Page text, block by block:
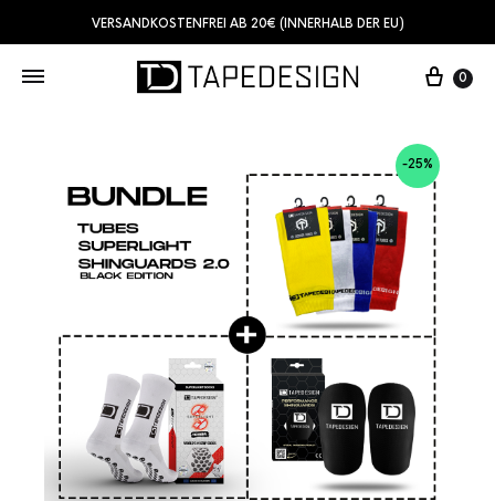
VERSANDKOSTENFREI AB 20€ (INNERHALB DER EU)
0
-25%